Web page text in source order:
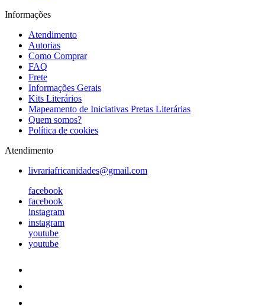
Informações
Atendimento
Autorias
Como Comprar
FAQ
Frete
Informações Gerais
Kits Literários
Mapeamento de Iniciativas Pretas Literárias
Quem somos?
Política de cookies
Atendimento
livrariafricanidades@gmail.com
facebook
facebook
instagram
instagram
youtube
youtube